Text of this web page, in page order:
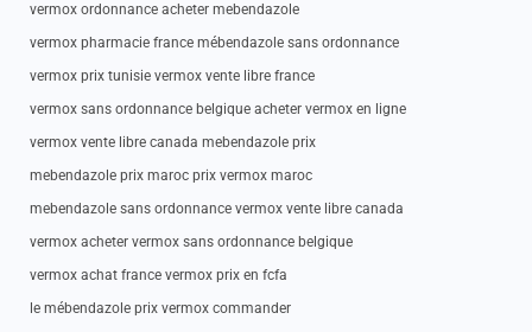
vermox ordonnance acheter mebendazole
vermox pharmacie france mébendazole sans ordonnance
vermox prix tunisie vermox vente libre france
vermox sans ordonnance belgique acheter vermox en ligne
vermox vente libre canada mebendazole prix
mebendazole prix maroc prix vermox maroc
mebendazole sans ordonnance vermox vente libre canada
vermox acheter vermox sans ordonnance belgique
vermox achat france vermox prix en fcfa
le mébendazole prix vermox commander